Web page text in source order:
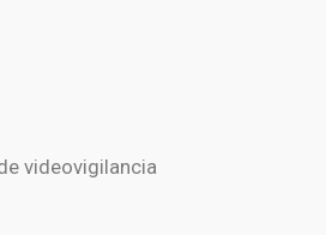
videovigilancia